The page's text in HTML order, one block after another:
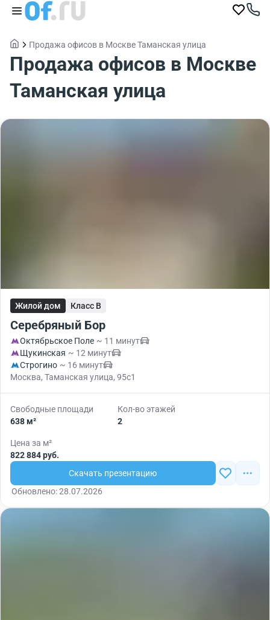
Продажа офисов в Москве Таманская улица
Продажа офисов в Москве
Таманская улица
Жилой дом Класс B
Серебряный Бор
Октябрьское Поле ~ 11 минут
Щукинская ~ 12 минут
Строгино ~ 16 минут
Москва, Таманская улица, 95с1
Свободные площади
638 м²
Кол-во этажей
2
Цена за м²
822 884 руб.
Скачать презентацию
Обновлено: 28.07.2026